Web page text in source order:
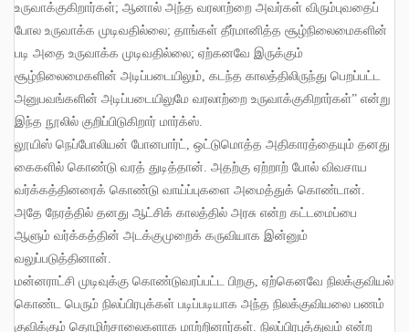
உருவாக்குகிறார்கள்; ஆனால் அந்த வரலாற்றை அவர்கள் விரும்புவதைப்
போல உருவாக்க முடிவதில்லை; தாங்கள் தீர்மானித்த சூழ்நிலைமைகளின்
படி அதை உருவாக்க முடிவதில்லை; ஏற்கனவே இருக்கும்
சூழ்நிலைமைகளின் அடிப்படையிலும், கடந்த காலத்திலிருந்து பெறப்பட்ட
அனுபவங்களின் அடிப்படையிலுமே வரலாற்றை உருவாக்குகிறார்கள்” என்று
இந்த நூலில் குறிப்பிடுகிறார் மார்க்ஸ்.
லூயிஸ் நெப்போலியன் போனபார்ட், ஒட்டுமொத்த அதிகாரத்தையும் தனது
கைகளில் கொண்டு வரத் துடித்தான். அதற்கு ஏற்றாற் போல் விவசாய
வர்க்கத்தினரைக் கொண்டு வாய்ப்புகளை அமைத்துக் கொண்டான்.
அதே நேரத்தில் தனது ஆட்சிக் காலத்தில் அரசு என்ற கட்டமைப்பை
ஆளும் வர்க்கத்தின் அடக்குமுறைக் கருவியாக இன்னும்
வலுப்படுத்தினான்.
மன்னராட்சி முடிவுக்கு கொண்டுவரப்பட்ட பிறகு, ஏற்கெனவே நிலக்குவியல்
கொண்ட பெரும் நிலப்பிரபுக்கள் படிப்படியாக அந்த நிலக்குவியலை பணம்
குவிக்கும் தொழிற்சாலைகளாக மாற்றினார்கள். நிலப்பிரபுத்துவம் என்ற